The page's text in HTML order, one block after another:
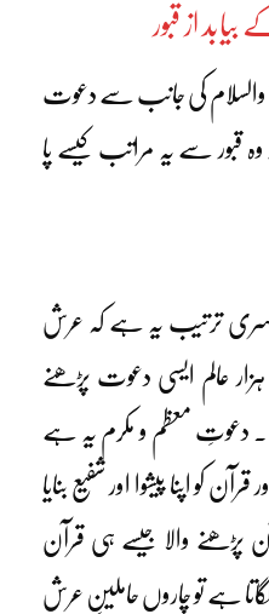
از قبور
والسلام کی جانب سے دعوت
قبور سے یہ مراتب کیسے پا
ترتیب یہ ہے کہ عرش
عالم ایسی دعوت پڑھنے
دعوتِ معظم و مکرم یہ ہے
کو اپنا پیشوا اور شفیع بنایا
والا جیسے ہی قرآن
ہے تو چاروں حاملینِ عرش